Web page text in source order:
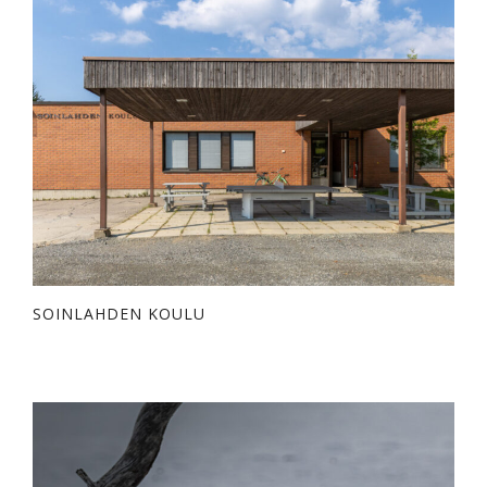
SOINLAHDEN KOULU